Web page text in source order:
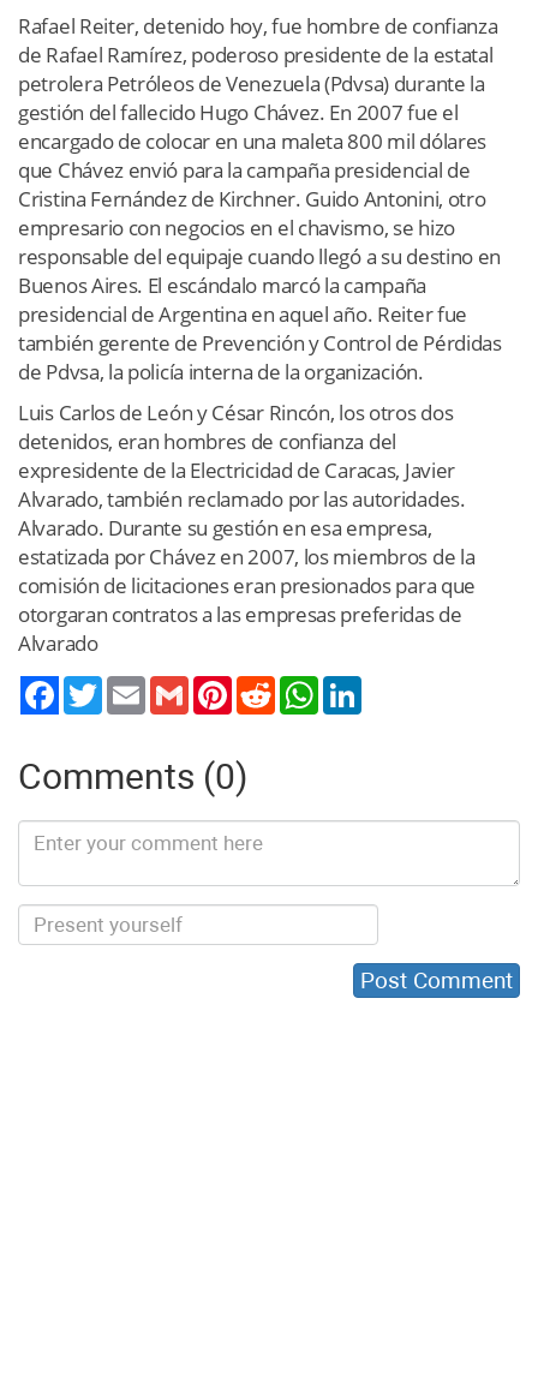
Rafael Reiter, detenido hoy, fue hombre de confianza
de Rafael Ramírez, poderoso presidente de la estatal
petrolera Petróleos de Venezuela (Pdvsa) durante la
gestión del fallecido Hugo Chávez. En 2007 fue el
encargado de colocar en una maleta 800 mil dólares
que Chávez envió para la campaña presidencial de
Cristina Fernández de Kirchner. Guido Antonini, otro
empresario con negocios en el chavismo, se hizo
responsable del equipaje cuando llegó a su destino en
Buenos Aires. El escándalo marcó la campaña
presidencial de Argentina en aquel año. Reiter fue
también gerente de Prevención y Control de Pérdidas
de Pdvsa, la policía interna de la organización.
Luis Carlos de León y César Rincón, los otros dos
detenidos, eran hombres de confianza del
expresidente de la Electricidad de Caracas, Javier
Alvarado, también reclamado por las autoridades.
Alvarado. Durante su gestión en esa empresa,
estatizada por Chávez en 2007, los miembros de la
comisión de licitaciones eran presionados para que
otorgaran contratos a las empresas preferidas de
Alvarado
TwitterEmail Gmail PinterestReddit WhatsApp
Comments (0)